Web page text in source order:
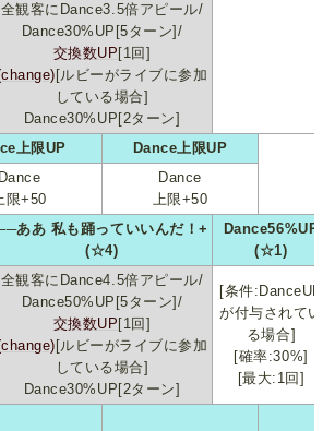
全観客にDance3.5倍アピール/
Dance30%UP[5ターン]/
交換数UP [1回]
[ルビーがライブに参加
している場合]
Dance30%UP[2ターン]
上限UP
Dance上限UP
Dance
限+50
Dance
上限+50
ああ 私も踊っていいんだ！+
(☆4)
Dance56%UP
(☆1)
全観客にDance4.5倍アピール/
Dance50%UP[5ターン]/
交換数UP [1回]
[ルビーがライブに参加
している場合]
Dance30%UP[2ターン]
[条件:DanceUP
が付与されてい
る場合]
[確率:30%]
[最大:1回]